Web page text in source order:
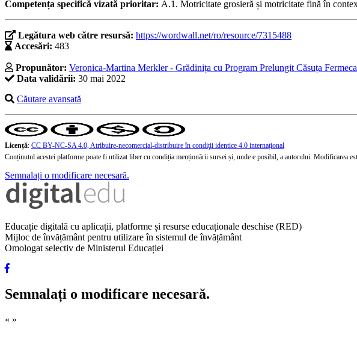
Competența specifică vizată prioritar: A.1. Motricitate grosieră și motricitate fină în
Legătura web către resursă: https://wordwall.net/ro/resource/7315488
Accesări: 483
Propunător: Veronica-Martina Merkler - Grădinița cu Program Prelungit Căsuța
Data validării: 30 mai 2022
Căutare avansată
Licență: CC BY-NC-SA 4.0, Atribuire-necomercial-distribuire în condiţii identice 4.0 internațional
Conținutul acestei platforme poate fi utilizat liber cu condiția menționării sursei și, unde e posibil, a autorului. Modificarea
Semnalați o modificare necesară.
Educație digitală cu aplicații, platforme și resurse educaționale deschise (RED)
Mijloc de învățământ pentru utilizare în sistemul de învățământ
Omologat selectiv de Ministerul Educației
Semnalați o modificare necesară.
« »